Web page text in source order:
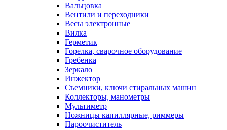
Вальцовка
Вентили и переходники
Весы электронные
Вилка
Герметик
Горелка, сварочное оборудование
Гребенка
Зеркало
Инжектор
Съемники, ключи стиральных машин
Коллекторы, манометры
Мультиметр
Ножницы капиллярные, риммеры
Пароочиститель